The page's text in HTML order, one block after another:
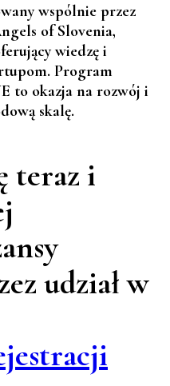
wspólnie przez
of Slovenia,
wiedzę i
Program
to okazja na rozwój i
skalę.
teraz i
udział w